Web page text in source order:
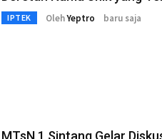
IPTEK OlehYeptro baru saja
MTsN 1 Sintang Gelar